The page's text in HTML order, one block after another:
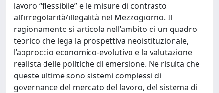
lavoro “flessibile” e le misure di contrasto
all’irregolarità/illegalità nel Mezzogiorno. Il
ragionamento si articola nell’ambito di un quadro
teorico che lega la prospettiva neoistituzionale,
l’approccio economico-evolutivo e la valutazione
realista delle politiche di emersione. Ne risulta che
queste ultime sono sistemi complessi di
governance del mercato del lavoro, del sistema di